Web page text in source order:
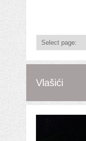
Vlašići